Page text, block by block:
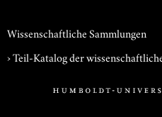
Wissenschaftliche Sammlungen
› Teil-Katalog der